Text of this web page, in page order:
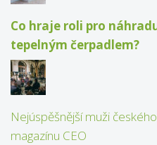
Co hraje roli pro
tepelným čerpadlem?
Nejúspěšnější muži
magazínu CEO